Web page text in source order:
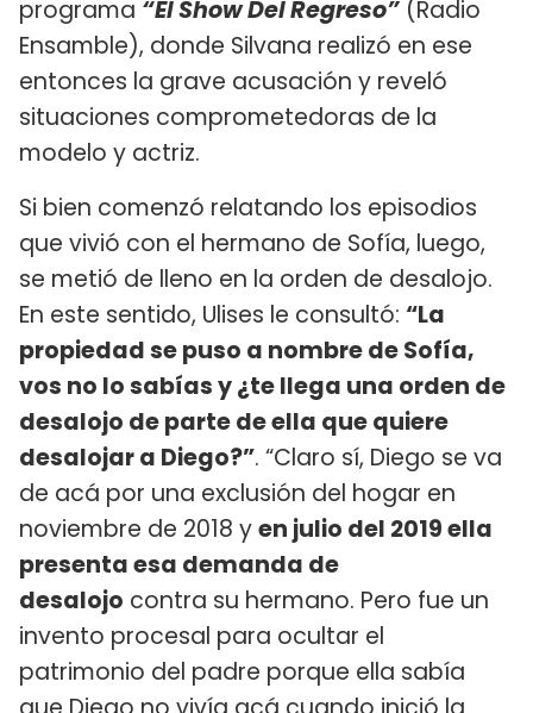
programa “El Show Del Regreso” (Radio
Ensamble), donde Silvana realizó en ese
entonces la grave acusación y reveló
situaciones comprometedoras de la
modelo y actriz.
Si bien comenzó relatando los episodios
que vivió con el hermano de Sofía, luego,
se metió de lleno en la orden de desalojo.
En este sentido, Ulises le consultó: “La
propiedad se puso a nombre de Sofía,
vos no lo sabías y ¿te llega una orden de
desalojo de parte de ella que quiere
desalojar a Diego?”. “Claro sí, Diego se va
de acá por una exclusión del hogar en
noviembre de 2018 yen julio del 2019 ella
presenta esa demanda de
desalojo contra su hermano. Pero fue un
invento procesal para ocultar el
patrimonio del padre porque ella sabía